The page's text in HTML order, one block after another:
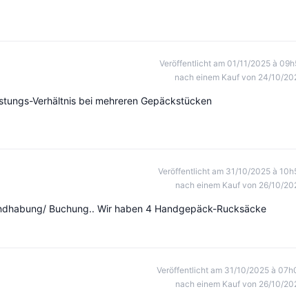
Veröffentlicht am 01/11/2025 à
nach einem Kauf von 24/10/
Verhältnis bei mehreren Gepäckstücken
Veröffentlicht am 31/10/2025 à
nach einem Kauf von 26/10/
Buchung.. Wir haben 4 Handgepäck-Rucksäcke
Veröffentlicht am 31/10/2025 à
nach einem Kauf von 26/10/